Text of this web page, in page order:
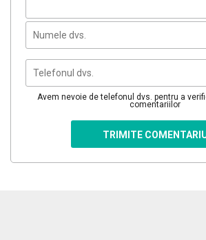
Avem nevoie de telefonul dvs. pentru a
comentariilor
TRIMITE